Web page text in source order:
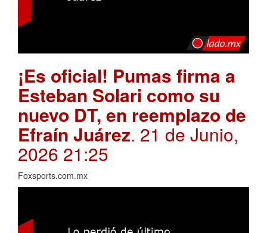
¡Es oficial! Pumas firma a
Esteban Solari como su
nuevo DT, en reemplazo de
Efraín Juárez. 21 de Junio,
2026 21:25
Foxsports.com.mx